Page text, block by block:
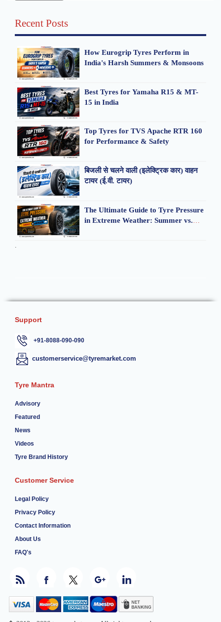
Recent Posts
How Eurogrip Tyres Perform in
India's Harsh Summers & Monsoons
Best Tyres for Yamaha R15 & MT-
15 in India
Top Tyres for TVS Apache RTR 160
for Performance & Safety
बिजली से चलने वाली (इलेक्ट्रिक कार) वाहन
टायर (ई.वी. टायर)
The Ultimate Guide to Tyre Pressure
in Extreme Weather: Summer vs.
.
Support
+91-8088-090-090
customerservice@tyremarket.com
Tyre Mantra
Advisory
Featured
News
Videos
Tyre Brand History
Customer Service
Legal Policy
Privacy Policy
Contact Information
About Us
FAQ's